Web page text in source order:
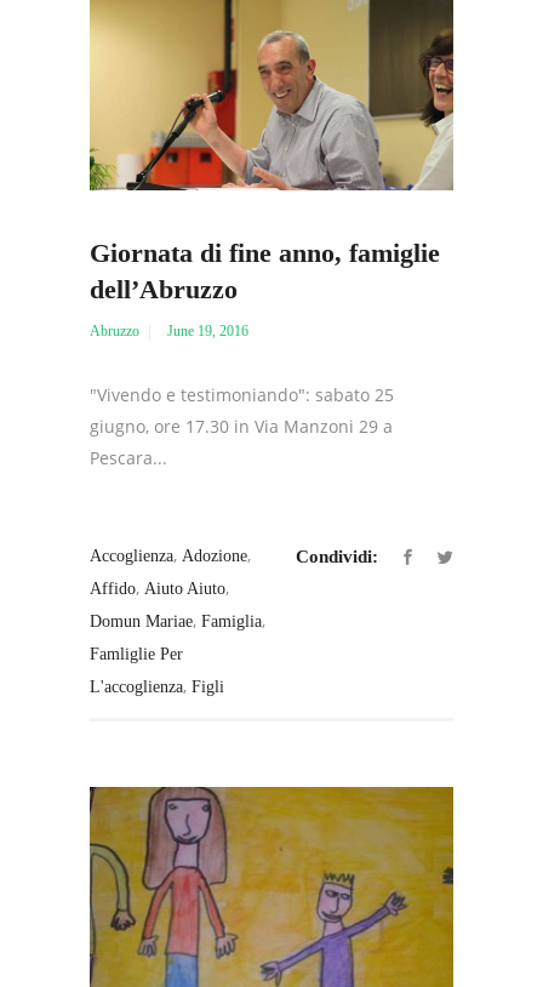
Giornata di fine anno, famiglie
dell’Abruzzo
Abruzzo June 19, 2016
"Vivendo e testimoniando": sabato 25
giugno, ore 17.30 in Via Manzoni 29 a
Pescara...
Accoglienza, Adozione,
Affido, Aiuto Aiuto,
Domun Mariae, Famiglia,
Famliglie Per
L'accoglienza, Figli
Condividi: